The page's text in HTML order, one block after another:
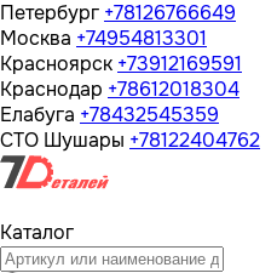
Петербург +78126766649
Москва +74954813301
Красноярск +73912169591
Краснодар +78612018304
Елабуга +78432545359
СТО Шушары +78122404762
Каталог